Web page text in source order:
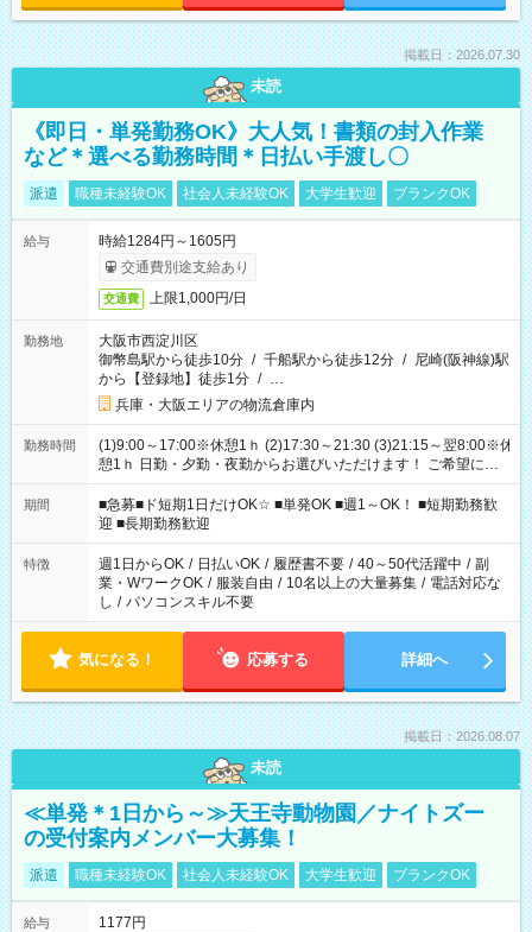
掲載日：2026.07.30
未読
《即日・単発勤務OK》大人気！書類の封入作業
など＊選べる勤務時間＊日払い手渡し〇
派遣 職種未経験OK 社会人未経験OK 大学生歓迎 ブランクOK
給与
時給1284円～1605円
交通費別途支給あり
交通費 上限1,000円/日
勤務地
大阪市西淀川区
御幣島駅から徒歩10分 / 千船駅から徒歩12分 / 尼崎(阪神線)駅
から【登録地】徒歩1分 / …
兵庫・大阪エリアの物流倉庫内
勤務時間
(1)9:00～17:00※休憩1ｈ (2)17:30～21:30 (3)21:15～翌8:00※休
憩1ｈ 日勤・夕勤・夜勤からお選びいただけます！ ご希望に合
わせて働けるお仕事です(*^^*) 【その他選べる勤務時間】 8-17
時/9-17時/9-18時/10-18時/11-21時/18-22時/20-翌4時/21-翌5
時/22-翌6時/0-翌8時 ご自身のご都合で選んで頂ける完全自由シ
フト！
期間
■急募■ド短期1日だけOK☆ ■単発OK ■週1～OK！ ■短期勤務歓
迎 ■長期勤務歓迎
特徴 週1日からOK / 日払いOK / 履歴書不要 / 40～50代活躍中 / 副
業・WワークOK / 服装自由 / 10名以上の大量募集 / 電話対応な
し / パソコンスキル不要
気になる！ 応募する 詳細へ
掲載日：2026.08.07
未読
≪単発＊1日から～≫天王寺動物園／ナイトズー
の受付案内メンバー大募集！
派遣 職種未経験OK 社会人未経験OK 大学生歓迎 ブランクOK
給与
1177円